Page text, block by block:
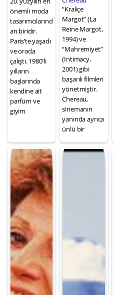
önemli moda
tasarımcılarınd
an biridir.
Paris’te yaşadı
ve orada
çalıştı. 1980’li
yılların
başlarında
kendine ait
parfüm ve
giyim
“Kraliçe
Margot” (La
Reine Margot,
1994) ve
“Mahremiyet”
(Intimacy,
2001) gibi
başarılı filmleri
yönetmiştir.
Chereau,
sinemanın
yanında ayrıca
ünlü bir